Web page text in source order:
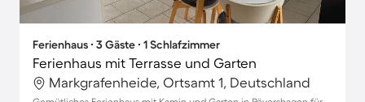
Ferienhaus ∙ 3 Gäste ∙ 1 Schlafzimmer
Ferienhaus mit Terrasse und Garten
Markgrafenheide, Ortsamt 1, Deutschland